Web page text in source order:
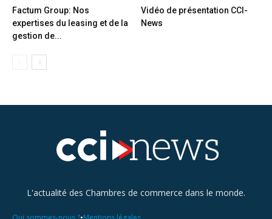
Factum Group: Nos
expertises du leasing et de la
gestion de...
Vidéo de présentation CCI-
News
L'actualité des Chambres de commerce dans le monde.